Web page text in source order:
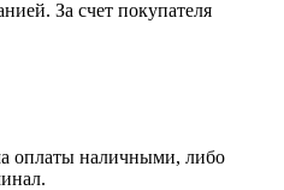
За счет покупателя
оплаты наличными, либо